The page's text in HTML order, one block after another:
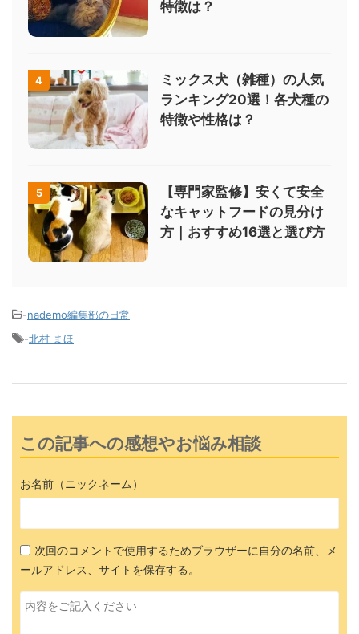
特徴は？
4
ミックス犬（雑種）の人気
ランキング20選！各犬種の
特徴や性格は？
5
【専門家監修】安くて安全
なキャットフードの見分け
方｜おすすめ16選と選び方
-nademo編集部の日常
-北村 まほ
この記事への感想やお悩み相談
お名前（ニックネーム）
次回のコメントで使用するためブラウザーに自分の名前、メ
ールアドレス、サイトを保存する。